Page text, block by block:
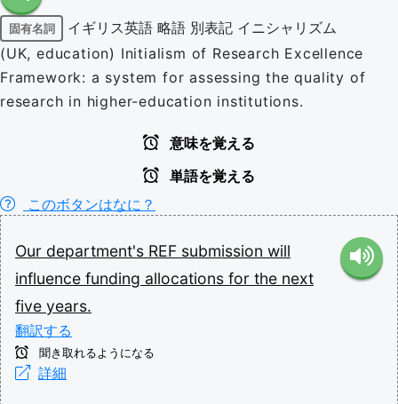
固有名詞 イギリス英語 略語 別表記 イニシャリズム
(UK, education) Initialism of Research Excellence
Framework: a system for assessing the quality of
research in higher-education institutions.
意味を覚える
単語を覚える
このボタンはなに？
Our department's REF submission will
influence funding allocations for the next
five years.
翻訳する
聞き取れるようになる
詳細